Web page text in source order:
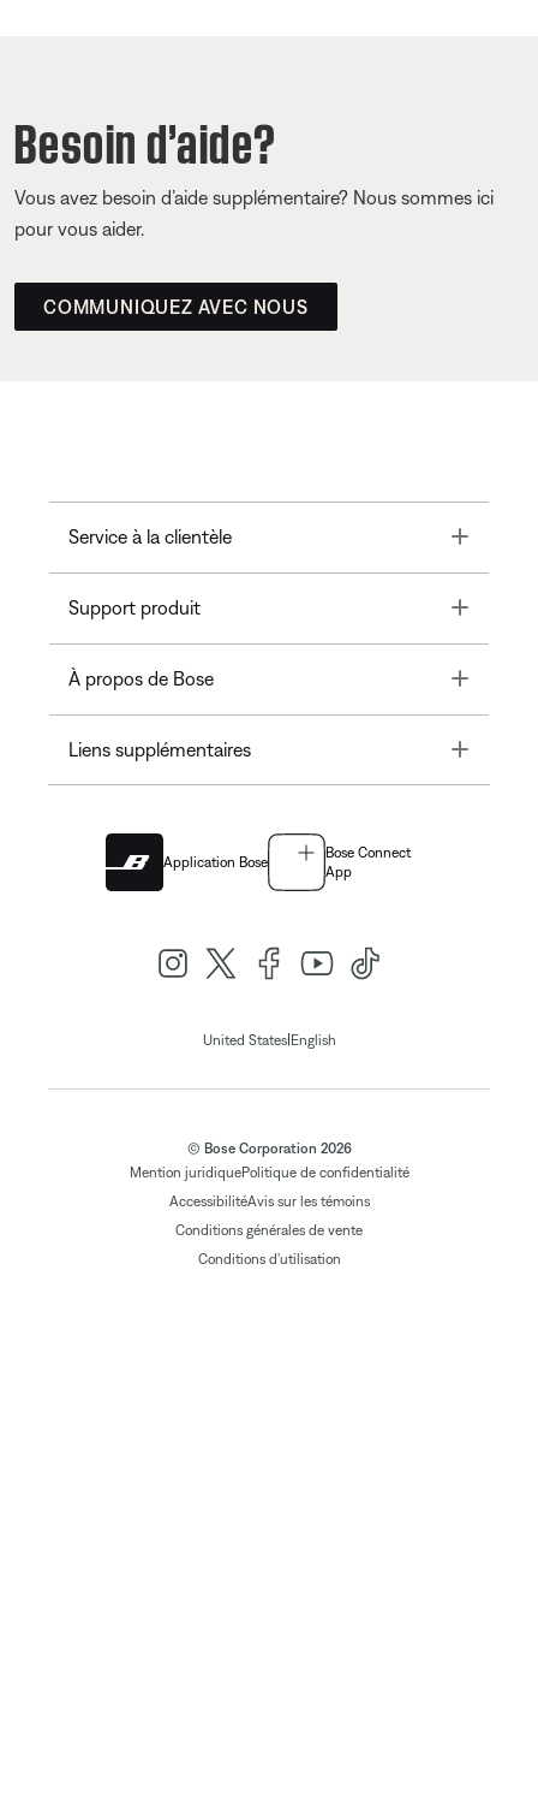
Besoin d’aide?
Vous avez besoin d’aide supplémentaire? Nous sommes ici
pour vous aider.
COMMUNIQUEZ AVEC NOUS
Service à la clientèle Toggle
Support produit Toggle
À propos de Bose Toggle
Liens supplémentaires Toggle
Application Bose
Bose Connect
App
United States|English
© Bose Corporation 2026
Mention juridiquePolitique de confidentialité
AccessibilitéAvis sur les témoins
Conditions générales de vente
Conditions d'utilisation